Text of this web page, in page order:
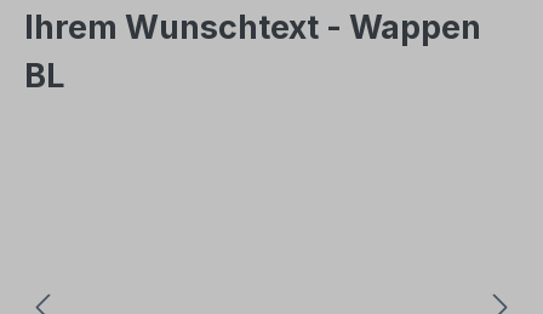
Ihrem Wunschtext - Wappen
BL